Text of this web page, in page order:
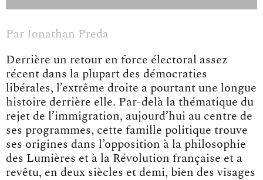
Par Jonathan Preda
Derrière un retour en force électoral assez
récent dans la plupart des démocraties
libérales, l’extrême droite a pourtant une longue
histoire derrière elle. Par-delà la thématique du
rejet de l’immigration, aujourd’hui au centre de
ses programmes, cette famille politique trouve
ses origines dans l’opposition à la philosophie
des Lumières et à la Révolution française et a
revêtu, en deux siècles et demi, bien des visages